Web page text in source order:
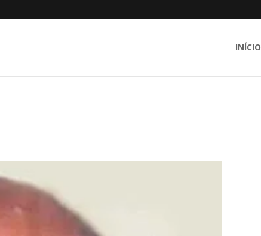
INÍCIO